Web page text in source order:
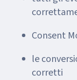
Consent
le
corretti